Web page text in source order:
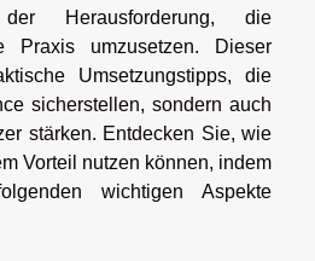
Herausforderung, die
Praxis umzusetzen. Dieser
Umsetzungstipps, die
sicherstellen, sondern auch
stärken. Entdecken Sie, wie
Vorteil nutzen können, indem
wichtigen Aspekte